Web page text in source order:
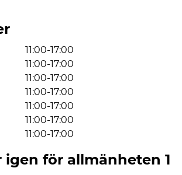
11:00-17:00
11:00-17:00
11:00-17:00
11:00-17:00
11:00-17:00
11:00-17:00
11:00-17:00
igen för allmänheten 1